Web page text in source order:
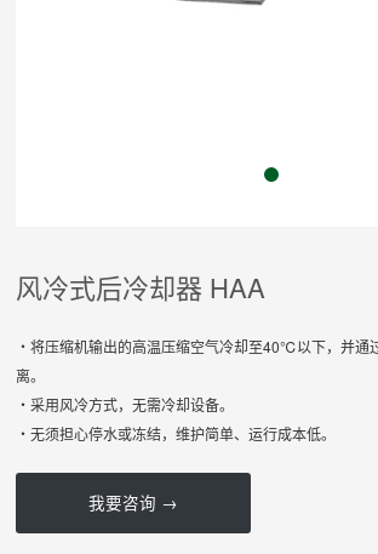
风冷式后冷却器 HAA
・将压缩机输出的高温压缩空气冷却至40℃以下，并通
离。
・采用风冷方式，无需冷却设备。
・无须担心停水或冻结，维护简单、运行成本低。
我要咨询 →